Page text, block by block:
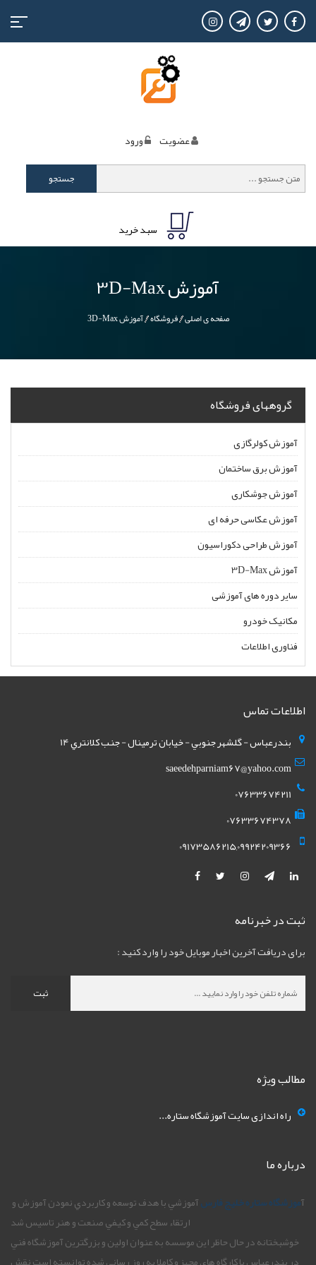
منوی
کاربری
ورود عضويت
جستجو
سبد خرید
آموزش 3D-Max
صفحه ی اصلی فروشگاه آموزش 3D-Max
گروههای فروشگاه
آموزش کولرگازی
آموزش برق ساختمان
آموزش جوشکاری
آموزش عکاسی حرفه ای
آموزش طراحی دکوراسیون
آموزش 3D-Max
سایر دوره های آموزشی
مکانیک خودرو
فناوری اطلاعات
اطلاعات تماس
بندرعباس - گلشهر جنوبي - خيابان ترمينال - جنب کلانتري 14
saeedehparniam67@yahoo.com
07633674211
07633674378
09173586215,09924209366
ثبت در خبرنامه
برای دریافت آخرین اخبار موبایل خود را وارد کنید :
ثبت
مطالب ویژه
راه اندازی سایت آموزشگاه ستاره...
درباره ما
آموزشگاه ستاره خليج فارسآموزشي با هدف توسعه و کاربردي نمودن آموزش و
ارتقاء سطح کمي و کيفي صنعت و هنر تاسيس شد
خوشبختانه در حال حاظر اين موسسه به عنوان اولين و بزرگترين آموزشگاه فني